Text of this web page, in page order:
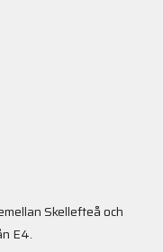
Skellefteå och
E4.